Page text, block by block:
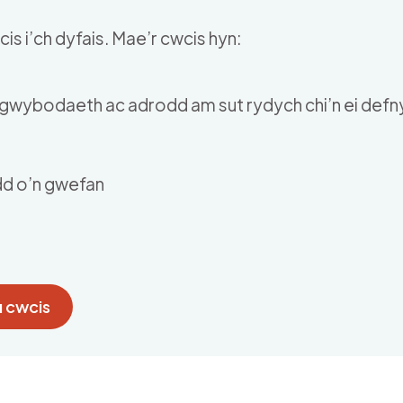
i’ch dyfais. Mae’r cwcis hyn:
ac adrodd am sut rydych chi’n ei
o’n gwefan
cwcis